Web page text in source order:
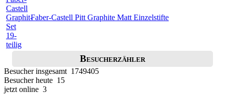
Faber-Castell Pitt Graphite Matt Einzelstifte
Besucherzähler
Besucher insgesamt 1749405
Besucher heute 15
jetzt online 3